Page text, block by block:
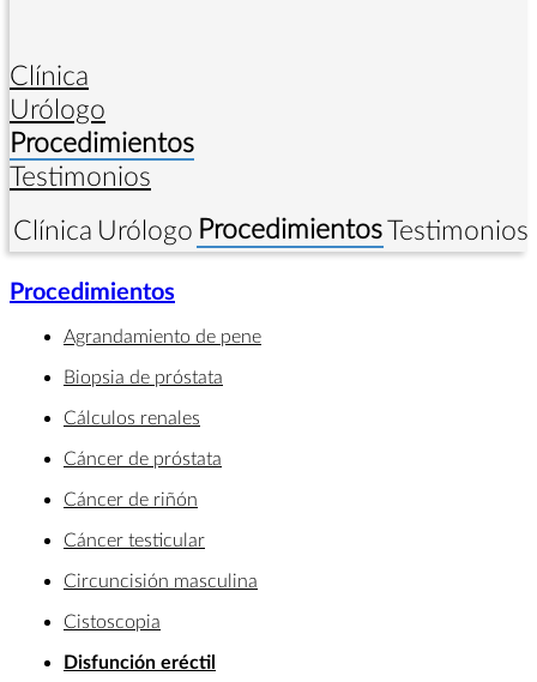
Clínica
Urólogo
Procedimientos
Testimonios
Clínica Urólogo ProcedimientosTestimonios
Procedimientos
Agrandamiento de pene
Biopsia de próstata
Cálculos renales
Cáncer de próstata
Cáncer de riñón
Cáncer testicular
Circuncisión masculina
Cistoscopia
Disfunción eréctil